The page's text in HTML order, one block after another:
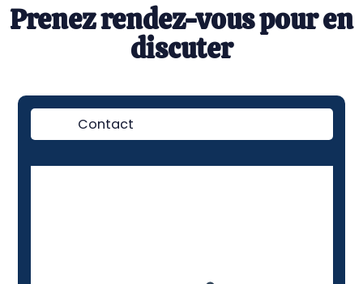
Prenez rendez-vous pour en
discuter
Contact